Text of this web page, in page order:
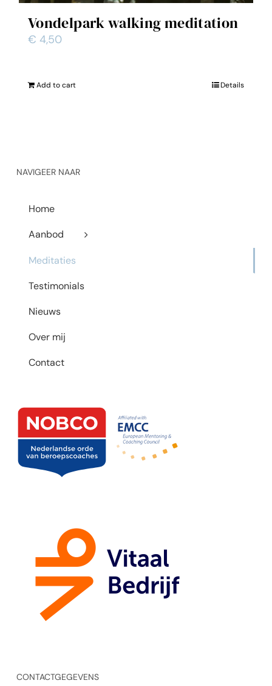
Vondelpark walking meditation
€ 4,50
Add to cart Details
NAVIGEER NAAR
Home
Aanbod
Meditaties
Testimonials
Nieuws
Over mij
Contact
CONTACTGEGEVENS